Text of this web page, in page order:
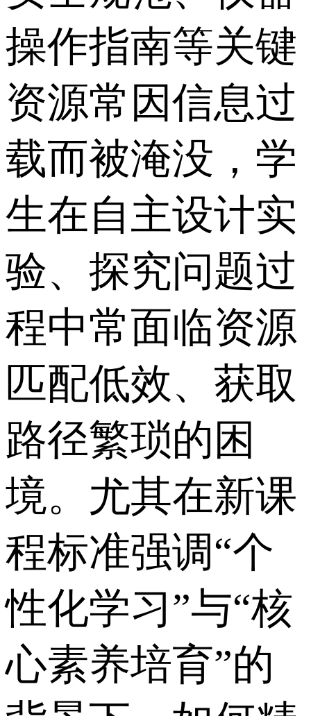
操作指南等关键
资源常因信息过
载而被淹没，学
生在自主设计实
验、探究问题过
程中常面临资源
匹配低效、获取
路径繁琐的困
境。尤其在新课
程标准强调“个
性化学习”与“核
心素养培育”的